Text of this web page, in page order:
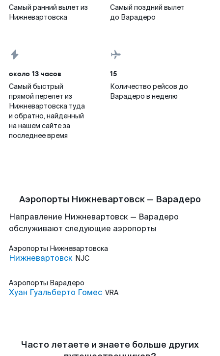
Самый ранний вылет из
Нижневартовска
Самый поздний вылет
до Варадеро
около 13 часов
Самый быстрый
прямой перелет из
Нижневартовска туда
и обратно, найденный
на нашем сайте за
последнее время
15
Количество рейсов до
Варадеро в неделю
Аэропорты Нижневартовск — Варадеро
Направление Нижневартовск — Варадеро
обслуживают следующие аэропорты
Аэропорты Нижневартовска
Нижневартовск NJC
Аэропорты Варадеро
Хуан Гуальберто Гомес VRA
Часто летаете и знаете больше других